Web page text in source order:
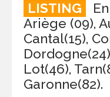
LISTING
Ariège (09),
Cantal(15),
Lot(46),
Garonne(82).